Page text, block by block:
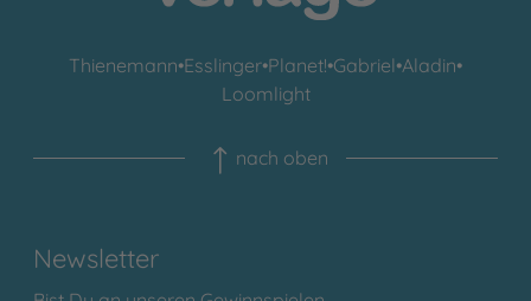
Thienemann•Esslinger•Planet!•Gabriel•Aladin•
Loomlight
nach oben
Newsletter